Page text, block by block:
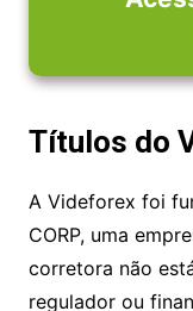
Títulos do
A Videforex foi
CORP, uma